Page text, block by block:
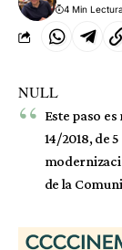
4 Min Lectura
NULL
Este paso
14/2018, de
de la